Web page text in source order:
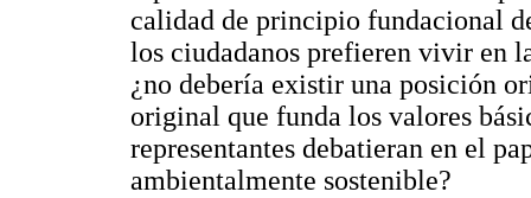
calidad de principio fundacional
los ciudadanos prefieren vivir en
¿no debería existir una posición
original que funda los valores
representantes debatieran en el
ambientalmente sostenible?